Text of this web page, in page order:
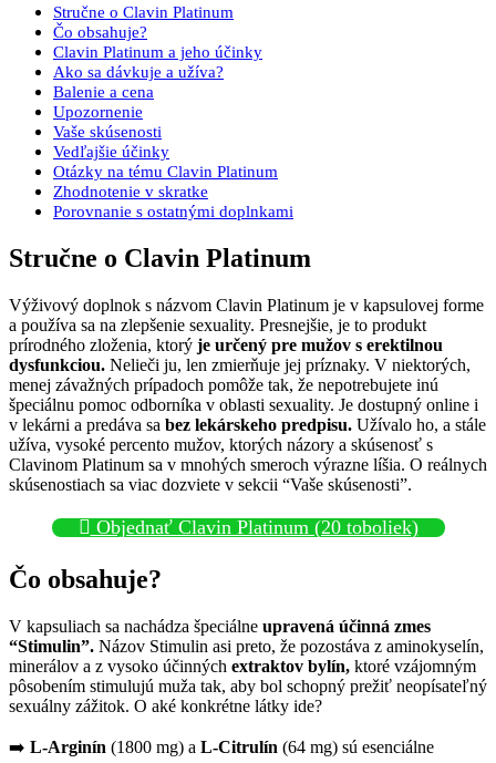
Stručne o Clavin Platinum
Čo obsahuje?
Clavin Platinum a jeho účinky
Ako sa dávkuje a užíva?
Balenie a cena
Upozornenie
Vaše skúsenosti
Vedľajšie účinky
Otázky na tému Clavin Platinum
Zhodnotenie v skratke
Porovnanie s ostatnými doplnkami
Stručne o Clavin Platinum
Výživový doplnok s názvom Clavin Platinum je v kapsulovej forme
a používa sa na zlepšenie sexuality. Presnejšie, je to produkt
prírodného zloženia, ktorý je určený pre mužov s erektilnou
dysfunkciou. Nelieči ju, len zmierňuje jej príznaky. V niektorých,
menej závažných prípadoch pomôže tak, že nepotrebujete inú
špeciálnu pomoc odborníka v oblasti sexuality. Je dostupný online i
v lekárni a predáva sa bez lekárskeho predpisu. Užívalo ho, a stále
užíva, vysoké percento mužov, ktorých názory a skúsenosť s
Clavinom Platinum sa v mnohých smeroch výrazne líšia. O reálnych
skúsenostiach sa viac dozviete v sekcii “Vaše skúsenosti”.
Objednať Clavin Platinum (20 toboliek)
Čo obsahuje?
V kapsuliach sa nachádza špeciálne upravená účinná zmes
“Stimulin”. Názov Stimulin asi preto, že pozostáva z aminokyselín,
minerálov a z vysoko účinných extraktov bylín, ktoré vzájomným
pôsobením stimulujú muža tak, aby bol schopný prežiť neopísateľný
sexuálny zážitok. O aké konkrétne látky ide?
➡️ L-Arginín (1800 mg) a L-Citrulín (64 mg) sú esenciálne